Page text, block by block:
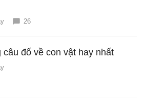
26
câu đố về con vật hay nhất